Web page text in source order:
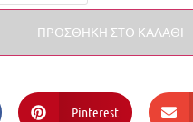
ΠΡΟΣΘΉΚΗ ΣΤΟ ΚΑΛΆΘΙ
Pinterest